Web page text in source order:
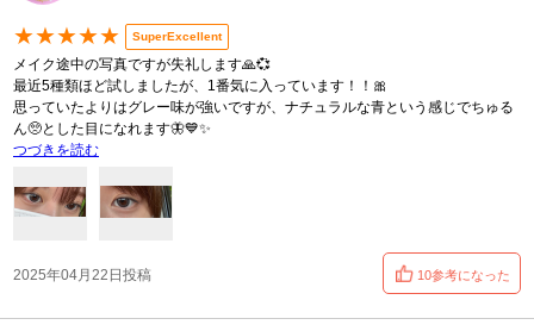
★★★★★ SuperExcellent
メイク途中の写真ですが失礼します🙏💞
最近5種類ほど試しましたが、1番気に入っています！！🎀
思っていたよりはグレー味が強いですが、ナチュラルな青という感じでちゅる
ん🥺とした目になれます🦋💙✨
つづきを読む
2025年04月22日投稿 10参考になった